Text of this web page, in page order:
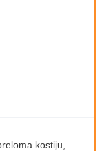
kostiju,